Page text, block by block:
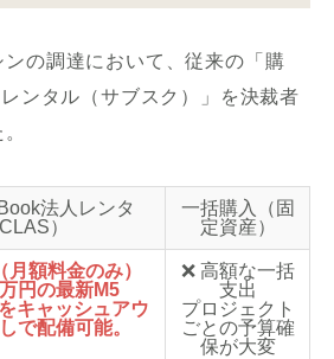
ンの調達において、従来の「購
ンタル（サブスク）」を決裁者
法人レンタ
）
一括購入（固
定資産）
月額料金のみ）
円の最新M5
キャッシュアウ
で配備可能。
❌ 高額な一括
支出
プロジェクト
ごとの予算確
保が大変